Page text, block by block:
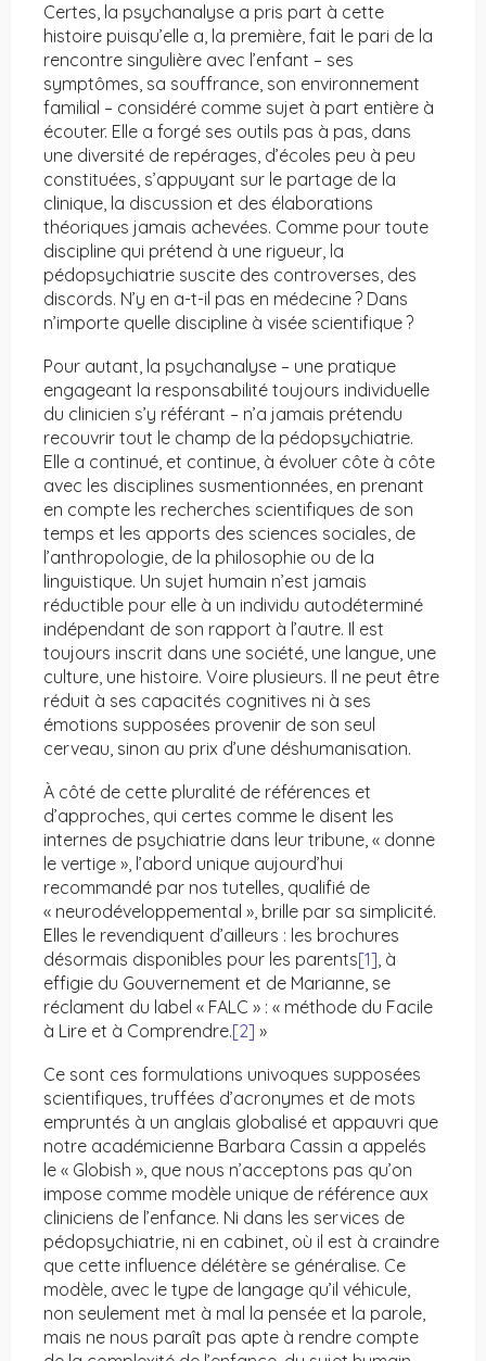
Certes, la psychanalyse a pris part à cette
histoire puisqu’elle a, la première, fait le pari de la
rencontre singulière avec l’enfant – ses
symptômes, sa souffrance, son environnement
familial – considéré comme sujet à part entière à
écouter. Elle a forgé ses outils pas à pas, dans
une diversité de repérages, d’écoles peu à peu
constituées, s’appuyant sur le partage de la
clinique, la discussion et des élaborations
théoriques jamais achevées. Comme pour toute
discipline qui prétend à une rigueur, la
pédopsychiatrie suscite des controverses, des
discords. N’y en a-t-il pas en médecine ? Dans
n’importe quelle discipline à visée scientifique ?
Pour autant, la psychanalyse – une pratique
engageant la responsabilité toujours individuelle
du clinicien s’y référant – n’a jamais prétendu
recouvrir tout le champ de la pédopsychiatrie.
Elle a continué, et continue, à évoluer côte à côte
avec les disciplines susmentionnées, en prenant
en compte les recherches scientifiques de son
temps et les apports des sciences sociales, de
l’anthropologie, de la philosophie ou de la
linguistique. Un sujet humain n’est jamais
réductible pour elle à un individu autodéterminé
indépendant de son rapport à l’autre. Il est
toujours inscrit dans une société, une langue, une
culture, une histoire. Voire plusieurs. Il ne peut être
réduit à ses capacités cognitives ni à ses
émotions supposées provenir de son seul
cerveau, sinon au prix d’une déshumanisation.
À côté de cette pluralité de références et
d’approches, qui certes comme le disent les
internes de psychiatrie dans leur tribune, « donne
le vertige », l’abord unique aujourd’hui
recommandé par nos tutelles, qualifié de
« neurodéveloppemental », brille par sa simplicité.
Elles le revendiquent d’ailleurs : les brochures
désormais disponibles pour les parents[1], à
effigie du Gouvernement et de Marianne, se
réclament du label « FALC » : « méthode du Facile
à Lire et à Comprendre.[2] »
Ce sont ces formulations univoques supposées
scientifiques, truffées d’acronymes et de mots
empruntés à un anglais globalisé et appauvri que
notre académicienne Barbara Cassin a appelés
le « Globish », que nous n’acceptons pas qu’on
impose comme modèle unique de référence aux
cliniciens de l’enfance. Ni dans les services de
pédopsychiatrie, ni en cabinet, où il est à craindre
que cette influence délétère se généralise. Ce
modèle, avec le type de langage qu’il véhicule,
non seulement met à mal la pensée et la parole,
mais ne nous paraît pas apte à rendre compte